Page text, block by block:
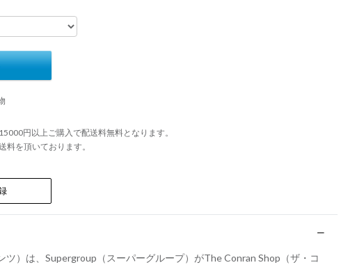
円以上ご購入で配送料無料となります。
料を頂いております。
）は、Supergroup（スーパーグループ）がThe Conran Shop（ザ・コ